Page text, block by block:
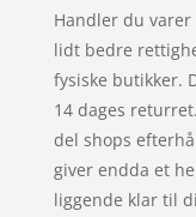
Handler du
lidt bedre
fysiske butikker.
14 dages
del shops
giver endda et
liggende klar til